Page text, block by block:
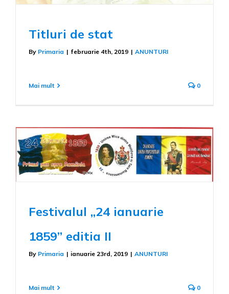
Titluri de stat
By Primaria | februarie 4th, 2019 | ANUNTURI
Mai mult 0
Festivalul „24 ianuarie
1859” editia II
By Primaria | ianuarie 23rd, 2019 | ANUNTURI
Mai mult 0